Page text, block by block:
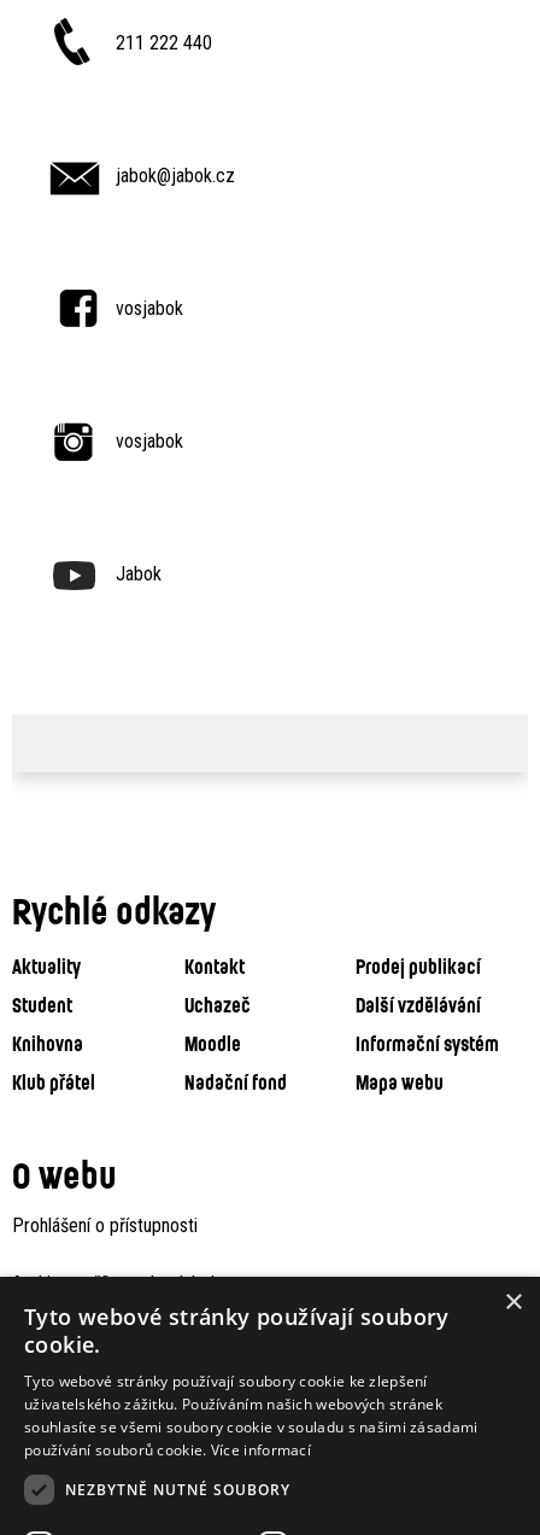
211 222 440
jabok@jabok.cz
vosjabok
vosjabok
Jabok
Rychlé odkazy
Aktuality Kontakt
Prodej publikací
Student
Uchazeč
Další vzdělávání
Knihovna
Moodle
Informační systém
Klub přátel
Nadační fond Mapa webu
O webu
Prohlášení o přístupnosti
Archiv staršího webu Jaboku ×
Tyto webové stránky používají soubory
cookie.
Tyto webové stránky používají soubory cookie ke zlepšení
uživatelského zážitku. Používáním našich webových stránek
souhlasíte se všemi soubory cookie v souladu s našimi zásadami
používání souborů cookie. Více informací
NEZBYTNĚ NUTNÉ SOUBORY